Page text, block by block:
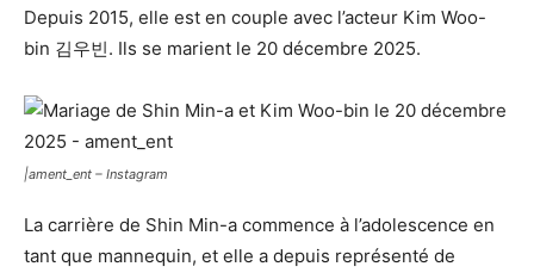
Depuis 2015, elle est en couple avec l’acteur Kim Woo-
bin 김우빈. Ils se marient le 20 décembre 2025.
|ament_ent – Instagram
La carrière de Shin Min-a commence à l’adolescence en
tant que mannequin, et elle a depuis représenté de